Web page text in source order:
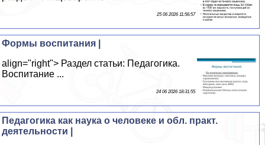
25 06 2026 11:56:57
Формы воспитания |
align="right"> Раздел статьи: Педагогика.
Воспитание ...
24 06 2026 18:31:55
Педагогика как наука о человеке и обл. практ.
деятельности |